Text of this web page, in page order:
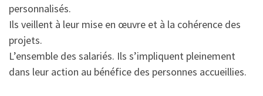
personnalisés.
Ils veillent à leur mise en œuvre et à la cohérence des
projets.
L’ensemble des salariés. Ils s’impliquent pleinement
dans leur action au bénéfice des personnes accueillies.